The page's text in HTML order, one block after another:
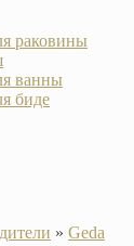
раковины
ванны
биде
» Geda